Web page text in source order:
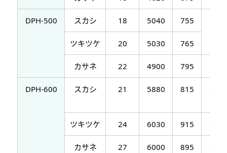
DPH-500 スカシ 18 5040 755
ツキツケ 20 5030 765
カサネ 22 4900 795
DPH-600 スカシ 21 5880 815 6700
ツキツケ 24 6030 915 6950
カサネ 27 6000 895 6900